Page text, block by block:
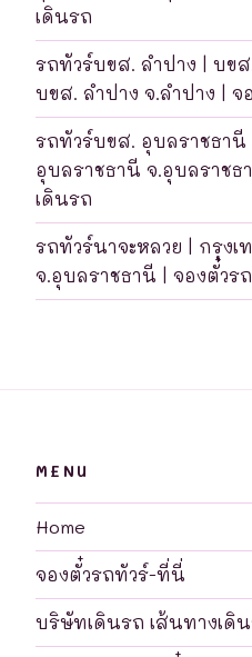
เดินรถ
รถทัวร์บขส. ลำปาง | บข
บขส. ลำปาง จ.ลำปาง | จ
รถทัวร์บขส. อุบลราชธา
อุบลราชธานี จ.อุบลราชธ
เดินรถ
รถทัวร์นาจะหลวย | กรุง
จ.อุบลราชธานี | จองตั๋วร
MENU
Home
จองตั๋วรถทัวร์-ที่นี่
บริษัทเดินรถ เส้นทางเดิ